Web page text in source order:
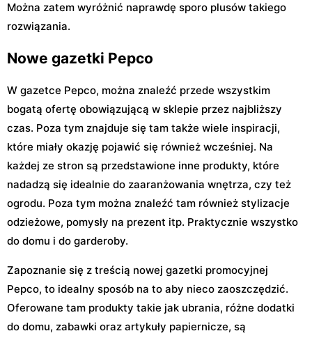
Można zatem wyróżnić naprawdę sporo plusów takiego
rozwiązania.
Nowe gazetki Pepco
W gazetce Pepco, można znaleźć przede wszystkim
bogatą ofertę obowiązującą w sklepie przez najbliższy
czas. Poza tym znajduje się tam także wiele inspiracji,
które miały okazję pojawić się również wcześniej. Na
każdej ze stron są przedstawione inne produkty, które
nadadzą się idealnie do zaaranżowania wnętrza, czy też
ogrodu. Poza tym można znaleźć tam również stylizacje
odzieżowe, pomysły na prezent itp. Praktycznie wszystko
do domu i do garderoby.
Zapoznanie się z treścią nowej gazetki promocyjnej
Pepco, to idealny sposób na to aby nieco zaoszczędzić.
Oferowane tam produkty takie jak ubrania, różne dodatki
do domu, zabawki oraz artykuły papiernicze, są